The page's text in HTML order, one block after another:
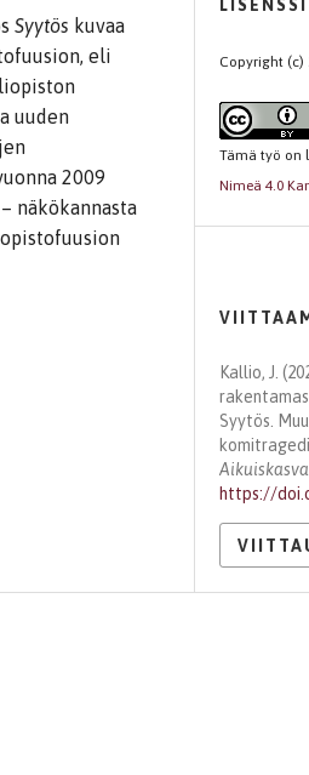
Syytös kuvaa
eli
uuden
2009
näkökannasta
LISENSSI
Copyright (c)
Tämä työ on
Nimeä 4.0
Kallio, J.
Syytös.
https://